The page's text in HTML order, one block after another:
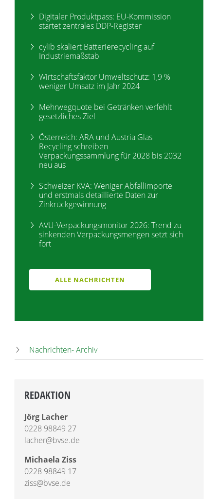
Digitaler Produktpass: EU-Kommission
startet zentrales DDP-Register
cylib skaliert Batterierecycling auf
Industriemaßstab
Wirtschaftsfaktor Umweltschutz: 1,9 %
weniger Umsatz im Jahr 2024
Mehrwegquote bei Getränken verfehlt
gesetzliches Ziel
Österreich: ARA und Austria Glas
Recycling schreiben
Verpackungssammlung für 2028 bis 2032
neu aus
Schweizer KVA: Weniger Abfallimporte
und erstmals detaillierte Daten zur
Zinkrückgewinnung
AVU-Verpackungsmonitor 2026: Trend zu
sinkenden Verpackungsmengen setzt sich
fort
ALLE NACHRICHTEN
Nachrichten- Archiv
REDAKTION
Jörg Lacher
0228 98849 27
lacher@bvse.de
Michaela Ziss
0228 98849 17
ziss@bvse.de